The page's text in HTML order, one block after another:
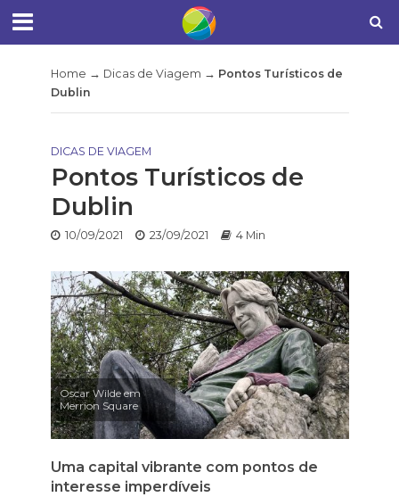
Home → Dicas de Viagem → Pontos Turísticos de
Dublin
DICAS DE VIAGEM
Pontos Turísticos de
Dublin
10/09/2021 23/09/2021 4 Min
Oscar Wilde em
Merrion Square
Uma capital vibrante com pontos de
interesse imperdíveis